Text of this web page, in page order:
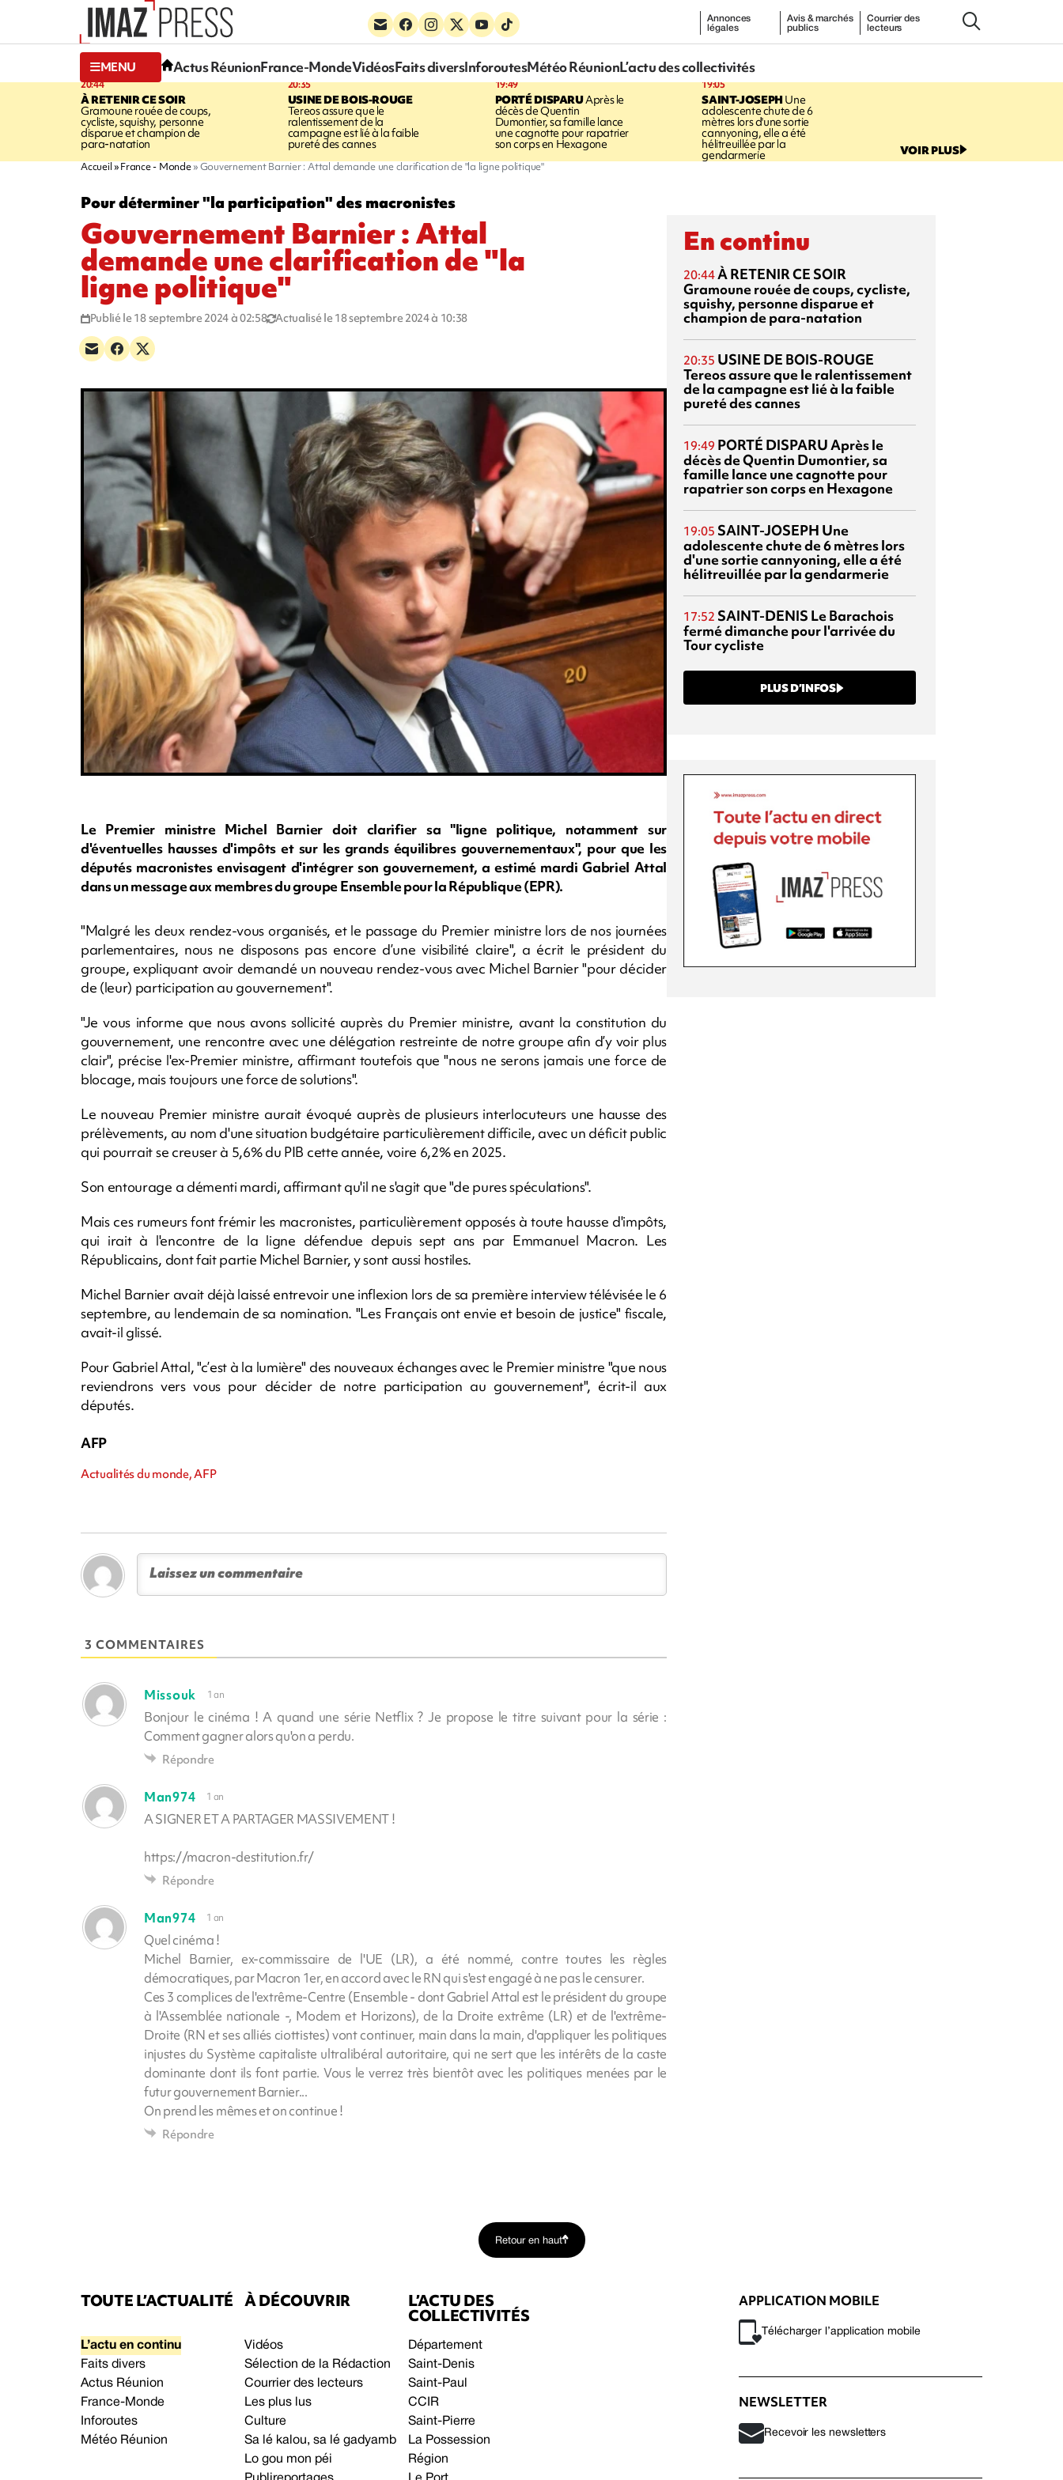
Annonces
légales
Avis & marchés
publics
Courrier des
lecteurs
MENU Actus RéunionFrance-MondeVidéosFaits diversInforoutesMétéo RéunionL’actu des collectivités
20:44
À RETENIR CE SOIR
Gramoune rouée de coups,
cycliste, squishy, personne
disparue et champion de
para-natation
20:35
USINE DE BOIS-ROUGE
Tereos assure que le
ralentissement de la
campagne est lié à la faible
pureté des cannes
19:49
PORTÉ DISPARUAprès le
décès de Quentin
Dumontier, sa famille lance
une cagnotte pour rapatrier
son corps en Hexagone
19:05
SAINT-JOSEPHUne
adolescente chute de 6
mètres lors d'une sortie
cannyoning, elle a été
hélitreuillée par la
gendarmerie VOIR PLUS
Accueil France - Monde Gouvernement Barnier : Attal demande une clarification de "la ligne politique"
Pour déterminer "la participation" des macronistes
Gouvernement Barnier : Attal
demande une clarification de "la
ligne politique"
Publié le 18 septembre 2024 à 02:58 Actualisé le 18 septembre 2024 à 10:38
Le Premier ministre Michel Barnier doit clarifier sa "ligne politique, notamment sur
d'éventuelles hausses d'impôts et sur les grands équilibres gouvernementaux", pour que les
députés macronistes envisagent d'intégrer son gouvernement, a estimé mardi Gabriel Attal
dans un message aux membres du groupe Ensemble pour la République (EPR).
"Malgré les deux rendez-vous organisés, et le passage du Premier ministre lors de nos journées
parlementaires, nous ne disposons pas encore d’une visibilité claire", a écrit le président du
groupe, expliquant avoir demandé un nouveau rendez-vous avec Michel Barnier "pour décider
de (leur) participation au gouvernement".
"Je vous informe que nous avons sollicité auprès du Premier ministre, avant la constitution du
gouvernement, une rencontre avec une délégation restreinte de notre groupe afin d’y voir plus
clair", précise l'ex-Premier ministre, affirmant toutefois que "nous ne serons jamais une force de
blocage, mais toujours une force de solutions".
Le nouveau Premier ministre aurait évoqué auprès de plusieurs interlocuteurs une hausse des
prélèvements, au nom d'une situation budgétaire particulièrement difficile, avec un déficit public
qui pourrait se creuser à 5,6% du PIB cette année, voire 6,2% en 2025.
Son entourage a démenti mardi, affirmant qu'il ne s'agit que "de pures spéculations".
Mais ces rumeurs font frémir les macronistes, particulièrement opposés à toute hausse d'impôts,
qui irait à l'encontre de la ligne défendue depuis sept ans par Emmanuel Macron. Les
Républicains, dont fait partie Michel Barnier, y sont aussi hostiles.
Michel Barnier avait déjà laissé entrevoir une inflexion lors de sa première interview télévisée le 6
septembre, au lendemain de sa nomination. "Les Français ont envie et besoin de justice" fiscale,
avait-il glissé.
Pour Gabriel Attal, "c’est à la lumière" des nouveaux échanges avec le Premier ministre "que nous
reviendrons vers vous pour décider de notre participation au gouvernement", écrit-il aux
députés.
AFP
Actualités du monde, AFP
3 COMMENTAIRES
Missouk 1 an
Bonjour le cinéma ! A quand une série Netflix ? Je propose le titre suivant pour la série :
Comment gagner alors qu'on a perdu.
Répondre
Man974 1 an
A SIGNER ET A PARTAGER MASSIVEMENT !
https://macron-destitution.fr/
Répondre
Man974 1 an
Quel cinéma !
Michel Barnier, ex-commissaire de l'UE (LR), a été nommé, contre toutes les règles
démocratiques, par Macron 1er, en accord avec le RN qui s'est engagé à ne pas le censurer.
Ces 3 complices de l'extrême-Centre (Ensemble - dont Gabriel Attal est le président du groupe
à l'Assemblée nationale -, Modem et Horizons), de la Droite extrême (LR) et de l'extrême-
Droite (RN et ses alliés ciottistes) vont continuer, main dans la main, d'appliquer les politiques
injustes du Système capitaliste ultralibéral autoritaire, qui ne sert que les intérêts de la caste
dominante dont ils font partie. Vous le verrez très bientôt avec les politiques menées par le
futur gouvernement Barnier...
On prend les mêmes et on continue !
Répondre
En continu
20:44À RETENIR CE SOIR
Gramoune rouée de coups, cycliste,
squishy, personne disparue et
champion de para-natation
20:35 USINE DE BOIS-ROUGE
Tereos assure que le ralentissement
de la campagne est lié à la faible
pureté des cannes
19:49 PORTÉ DISPARUAprès le
décès de Quentin Dumontier, sa
famille lance une cagnotte pour
rapatrier son corps en Hexagone
19:05 SAINT-JOSEPH Une
adolescente chute de 6 mètres lors
d'une sortie cannyoning, elle a été
hélitreuillée par la gendarmerie
17:52 SAINT-DENIS Le Barachois
fermé dimanche pour l'arrivée du
Tour cycliste
PLUS D’INFOS
Retour en haut
TOUTE L’ACTUALITÉ
L’actu en continu
Faits divers
Actus Réunion
France-Monde
Inforoutes
Météo Réunion
À DÉCOUVRIR
Vidéos
Sélection de la Rédaction
Courrier des lecteurs
Les plus lus
Culture
Sa lé kalou, sa lé gadyamb
Lo gou mon péi
L’ACTU DES
COLLECTIVITÉS
Département
Saint-Denis
Saint-Paul
CCIR
Saint-Pierre
La Possession
Région
APPLICATION MOBILE
Télécharger l’application mobile
NEWSLETTER
Recevoir les newsletters